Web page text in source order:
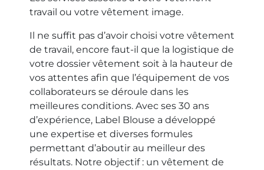
travail ou votre vêtement image.
Il ne suffit pas d’avoir choisi votre vêtement
de travail, encore faut-il que la logistique de
votre dossier vêtement soit à la hauteur de
vos attentes afin que l’équipement de vos
collaborateurs se déroule dans les
meilleures conditions. Avec ses 30 ans
d’expérience, Label Blouse a développé
une expertise et diverses formules
permettant d’aboutir au meilleur des
résultats. Notre objectif : un vêtement de